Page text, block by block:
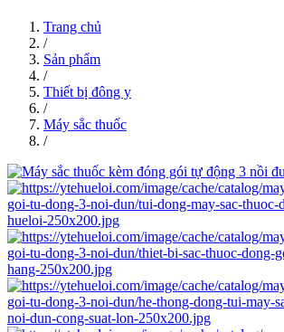
Trang chủ
/
Sản phẩm
/
Thiết bị đông y
/
Máy sắc thuốc
/